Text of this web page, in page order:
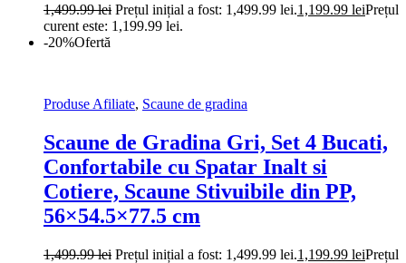
1,499.99lei Prețul inițial a fost: 1,499.99 lei.1,199.99 leiPrețul
curent este: 1,199.99 lei.
-20%Ofertă
Produse Afiliate, Scaune de gradina
Scaune de Gradina Gri, Set 4 Bucati,
Confortabile cu Spatar Inalt si
Cotiere, Scaune Stivuibile din PP,
56×54.5×77.5 cm
1,499.99lei Prețul inițial a fost: 1,499.99 lei.1,199.99 leiPrețul